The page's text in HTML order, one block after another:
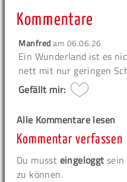
Kommentare
Manfredam 06.06.26
Ein Wunderland ist es
nett mit nur geringen
Gefällt mir:
Alle Kommentare lesen
Kommentar verfassen
Du musst eingeloggt sein
zu können.